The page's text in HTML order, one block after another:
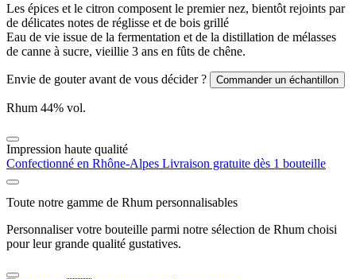
Les épices et le citron composent le premier nez, bientôt rejoints par
de délicates notes de réglisse et de bois grillé
Eau de vie issue de la fermentation et de la distillation de mélasses
de canne à sucre, vieillie 3 ans en fûts de chêne.
Envie de gouter avant de vous décider ? Commander un échantillon
Rhum 44% vol.
Impression haute qualité
Confectionné en Rhône-Alpes Livraison gratuite dès 1 bouteille
Toute notre gamme de Rhum personnalisables
Personnaliser votre bouteille parmi notre sélection de Rhum choisi
pour leur grande qualité gustatives.